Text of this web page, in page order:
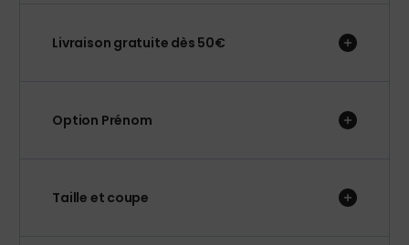
Livraison gratuite dès 50€
Option Prénom
Taille et coupe